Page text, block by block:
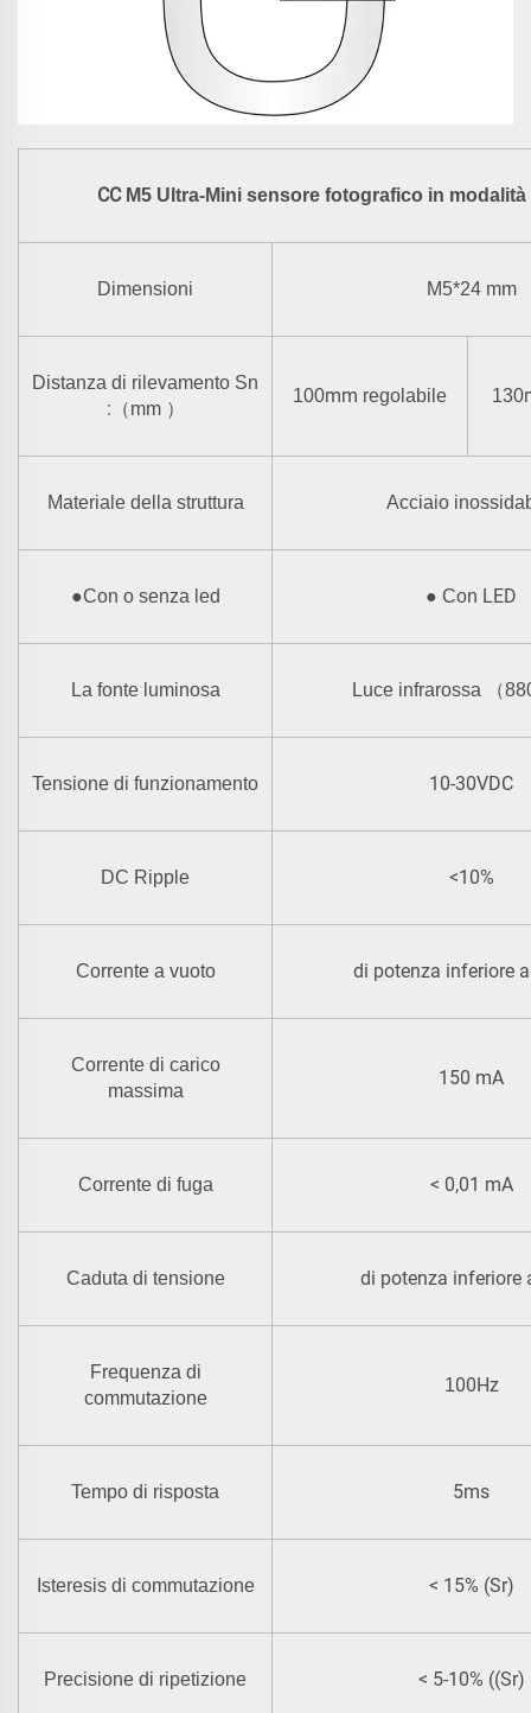
CC M5 Ultra-Mini sensore fotografico in
Dimensioni M5*24 mm
Distanza di rilevamento Sn
: （mm ）
100mm regolabile 130
Materiale della struttura Acciaio
●Con o senza led ● Con LED
La fonte luminosa Luce infrarossa （
Tensione di funzionamento 10-30VDC
DC Ripple <10%
Corrente a vuoto di potenza inferiore
Corrente di carico
massima
150 mA
Corrente di fuga < 0,01 mA
Caduta di tensione di potenza inferiore
Frequenza di
commutazione
100Hz
Tempo di risposta 5ms
Isteresis di commutazione < 15% (Sr)
Precisione di ripetizione < 5-10% ((Sr)